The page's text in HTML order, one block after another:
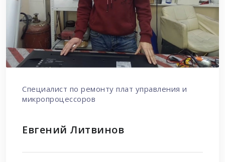
Специалист по ремонту плат управления и
микропроцессоров
Евгений Литвинов